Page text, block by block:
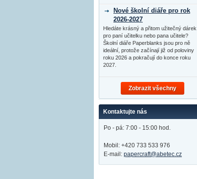
Nové školní diáře pro rok
2026-2027
Hledáte krásný a přitom užitečný dárek
pro paní učitelku nebo pana učitele?
Školní diáře Paperblanks jsou pro ně
ideální, protože začínají již od poloviny
roku 2026 a pokračují do konce roku
2027.
Zobrazit všechny
Kontaktujte nás
Po - pá: 7:00 - 15:00 hod.
Mobil: +420 733 533 976
E-mail: papercraft@abetec.cz